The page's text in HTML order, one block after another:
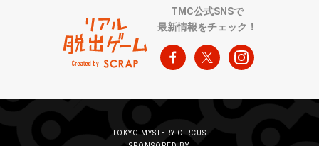
TMC公式SNSで
最新情報をチェック！
TOKYO MYSTERY CIRCUS